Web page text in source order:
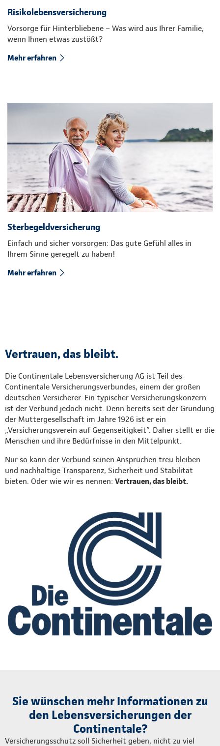
Risikolebensversicherung
Vorsorge für Hinterbliebene – Was wird aus Ihrer Familie,
wenn Ihnen etwas zustößt?
Mehr erfahren
Sterbegeldversicherung
Einfach und sicher vorsorgen: Das gute Gefühl alles in
Ihrem Sinne geregelt zu haben!
Mehr erfahren
Vertrauen, das bleibt.
Die Continentale Lebensversicherung AG ist Teil des
Continentale Versicherungsverbundes, einem der großen
deutschen Versicherer. Ein typischer Versicherungskonzern
ist der Verbund jedoch nicht. Denn bereits seit der Gründung
der Muttergesellschaft im Jahre 1926 ist er ein
„Versicherungsverein auf Gegenseitigkeit”. Daher stellt er die
Menschen und ihre Bedürfnisse in den Mittelpunkt.
Nur so kann der Verbund seinen Ansprüchen treu bleiben
und nachhaltige Transparenz, Sicherheit und Stabilität
bieten. Oder wie wir es nennen: Vertrauen, das bleibt.
Sie wünschen mehr Informationen zu
den Lebensversicherungen der
Continentale?
Versicherungsschutz soll Sicherheit geben, nicht zu viel